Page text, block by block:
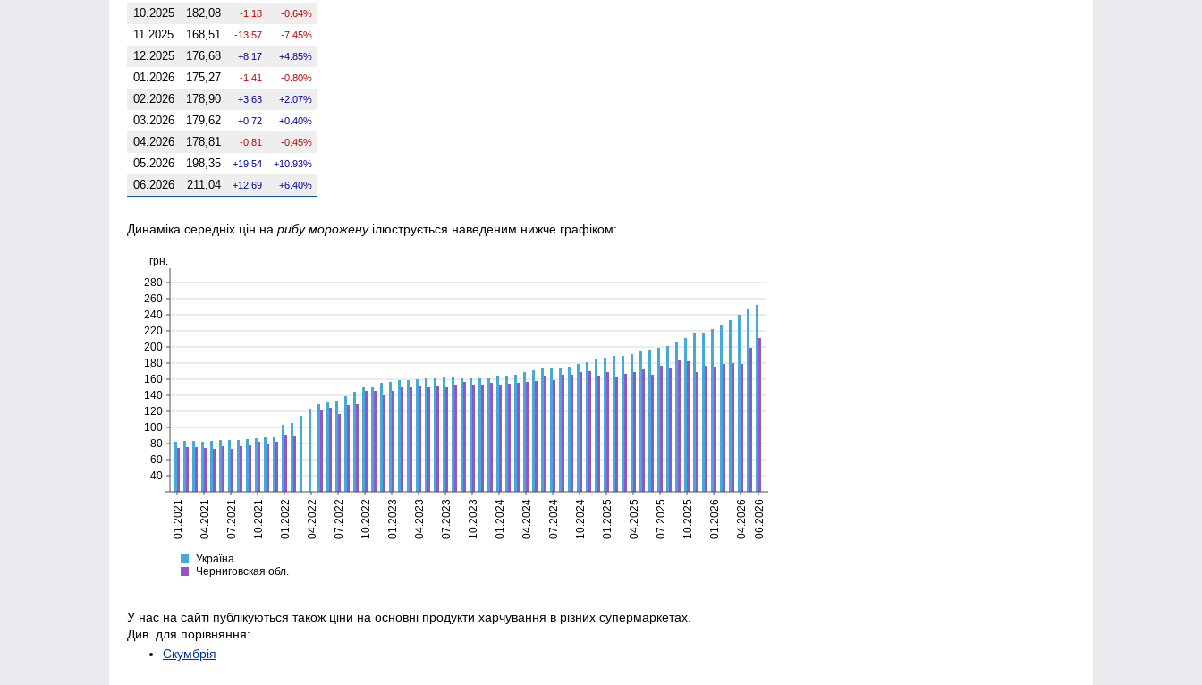
10.2025 182,08 -1.18 -0.64%
11.2025 168,51 -13.57 -7.45%
12.2025 176,68 8.17 4.85%
01.2026 175,27 -1.41 -0.80%
02.2026 178,90 3.63 2.07%
03.2026 179,62 0.72 0.40%
04.2026 178,81 -0.81 -0.45%
05.2026 198,35 19.54 10.93%
06.2026 211,04 12.69 6.40%
Динаміка середніх цін на рибу мороженуілюструється наведеним нижче графіком:
Україна
Черниговская
01.2021 04.2021 07.2021 10.2021 01.2022 04.2022 07.2022 10.2022 01.2023 04.2023 07.2023 10.2023 01.2024 04.2024 07.2024 10.2024 01.2025 04.2025 07.2025 10.2025 01.2026 04.2026 06.2026
40
60
80
100
120
140
160
180
200
220
240
260
280
грн.
Україна
Черниговская обл.
У нас на сайті публікуються також ціни на основні продукти харчування в різних супермаркетах.
Див. для порівняння:
Скумбрія